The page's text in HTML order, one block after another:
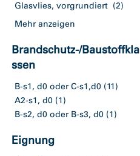
Glasvlies, vorgrundiert (2)
Mehr anzeigen
Brandschutz-/Baustoffkla
ssen
B-s1, d0 oder C-s1,d0 (11)
A2-s1, d0 (1)
B-s2, d0 oder B-s3, d0 (1)
Eignung